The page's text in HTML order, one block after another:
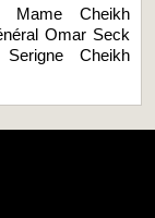
Mame Cheikh
Omar Seck
Cheikh